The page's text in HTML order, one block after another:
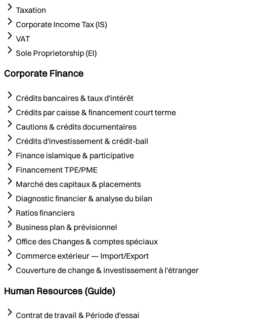
Taxation
Corporate Income Tax (IS)
VAT
Sole Proprietorship (EI)
Corporate Finance
Crédits bancaires & taux d'intérêt
Crédits par caisse & financement court terme
Cautions & crédits documentaires
Crédits d'investissement & crédit-bail
Finance islamique & participative
Financement TPE/PME
Marché des capitaux & placements
Diagnostic financier & analyse du bilan
Ratios financiers
Business plan & prévisionnel
Office des Changes & comptes spéciaux
Commerce extérieur — Import/Export
Couverture de change & investissement à l'étranger
Human Resources (Guide)
Contrat de travail & Période d'essai